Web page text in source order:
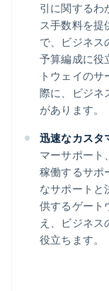
引に関するわ
ス手数料を提
で、ビジネス
予算編成に役
トウェイの
際に、ビジネ
があります。
迅速なカスタ
マーサポート
稼働するサポ
なサポートと
供するゲート
え、ビジネス
役立ちます。